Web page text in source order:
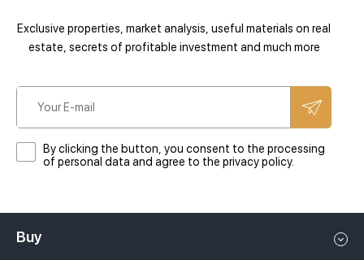
Exclusive properties, market analysis, useful materials on real
estate, secrets of profitable investment and much more
By clicking the button, you consent to the processing
of personal data and agree to the privacy policy.
Buy